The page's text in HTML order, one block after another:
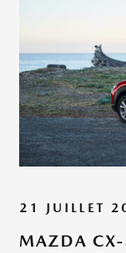
21 JUILLET
MAZDA